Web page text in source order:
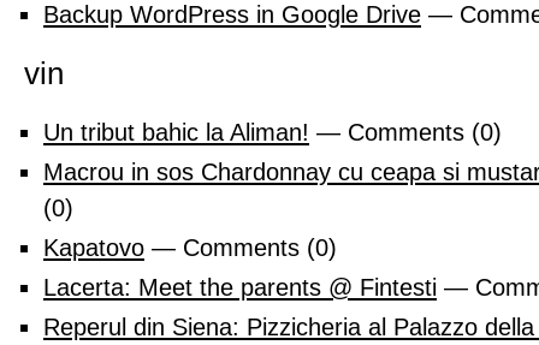
Backup WordPress in Google Drive —
vin
Un tribut bahic la Aliman! — Comments (0)
Macrou in sos Chardonnay cu ceapa si
(0)
Kapatovo — Comments (0)
Lacerta: Meet the parents @ Fintesti —
Reperul din Siena: Pizzicheria al Palazzo